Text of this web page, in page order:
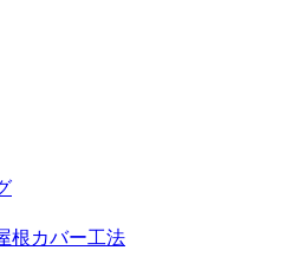
根カバー工法